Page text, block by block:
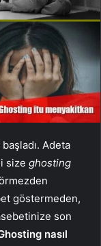
Adeta
size ghosting
göstermeden,
son
nasıl